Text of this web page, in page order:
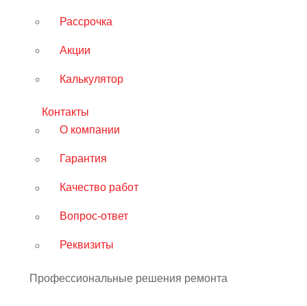
Рассрочка
Акции
Калькулятор
Контакты
О компании
Гарантия
Качество работ
Вопрос-ответ
Реквизиты
Профессиональные решения ремонта